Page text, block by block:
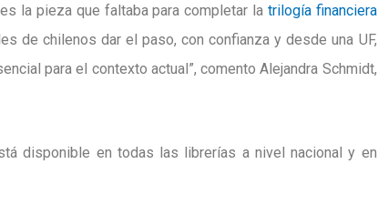
es la pieza que faltaba para completar la trilogía financiera
de chilenos dar el paso, con confianza y desde una UF,
para el contexto actual”, comento Alejandra Schmidt,
disponible en todas las librerías a nivel nacional y en